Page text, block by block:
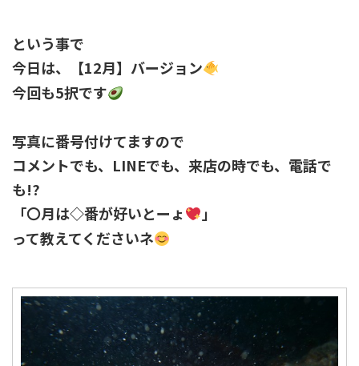
という事で
今日は、【12月】バージョン
今回も5択です
写真に番号付けてますので
コメントでも、LINEでも、来店の時でも、電話で
も!?
「〇月は◇番が好いとーょ
」
って教えてくださいネ